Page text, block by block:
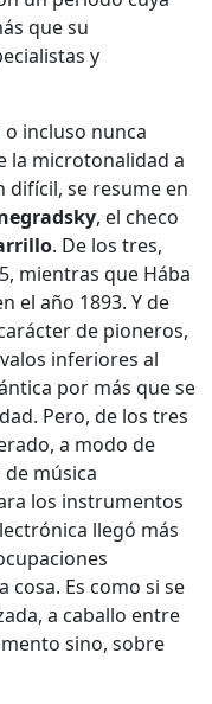
que su
y
incluso nunca
la microtonalidad a
difícil, se resume en
, el checo
. De los tres,
mientras que Hába
el año 1893. Y de
de pioneros,
inferiores al
por más que se
Pero, de los tres
a modo de
música
los instrumentos
llegó más
cosa. Es como si se
a caballo entre
sino, sobre